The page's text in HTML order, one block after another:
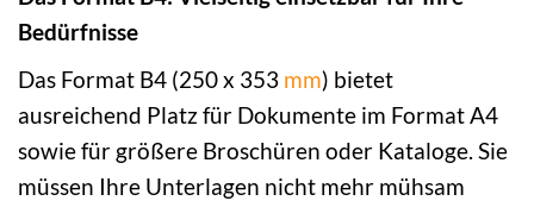
Bedürfnisse
Das Format B4 (250 x 353 mm) bietet
ausreichend Platz für Dokumente im Format A4
sowie für größere Broschüren oder Kataloge. Sie
müssen Ihre Unterlagen nicht mehr mühsam